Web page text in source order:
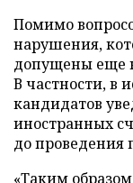
Помимо
нарушения,
допущены еще
В частности, в
кандидатов
иностранных
до проведения
«Таким